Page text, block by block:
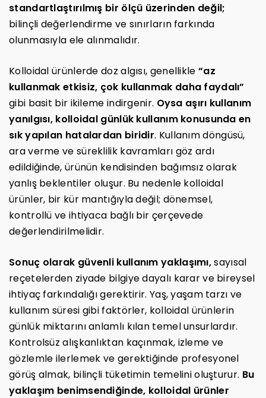
standartlaştırılmış bir ölçü üzerinden değil;
bilinçli değerlendirme ve sınırların farkında
olunmasıyla ele alınmalıdır.
Kolloidal ürünlerde doz algısı, genellikle “az
kullanmak etkisiz, çok kullanmak daha faydalı”
gibi basit bir ikileme indirgenir. Oysa aşırı kullanım
yanılgısı, kolloidal günlük kullanım konusunda en
sık yapılan hatalardan biridir. Kullanım döngüsü,
ara verme ve süreklilik kavramları göz ardı
edildiğinde, ürünün kendisinden bağımsız olarak
yanlış beklentiler oluşur. Bu nedenle kolloidal
ürünler, bir kür mantığıyla değil; dönemsel,
kontrollü ve ihtiyaca bağlı bir çerçevede
değerlendirilmelidir.
Sonuç olarak güvenli kullanım yaklaşımı,sayısal
reçetelerden ziyade bilgiye dayalı karar ve bireysel
ihtiyaç farkındalığı gerektirir. Yaş, yaşam tarzı ve
kullanım süresi gibi faktörler, kolloidal ürünlerin
günlük miktarını anlamlı kılan temel unsurlardır.
Kontrolsüz alışkanlıktan kaçınmak, izleme ve
gözlemle ilerlemek ve gerektiğinde profesyonel
görüş almak, bilinçli tüketimin temelini oluşturur. Bu
yaklaşım benimsendiğinde, kolloidal ürünler